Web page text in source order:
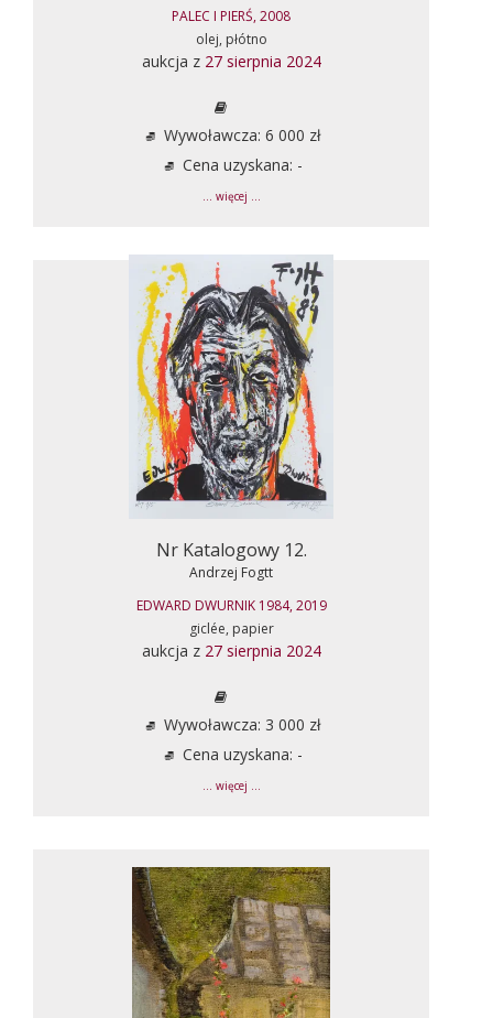
PALEC I PIERŚ, 2008
olej, płótno
aukcja z 27 sierpnia 2024
Wywoławcza: 6 000 zł
Cena uzyskana: -
... więcej ...
Nr Katalogowy 12.
Andrzej Fogtt
EDWARD DWURNIK 1984, 2019
giclée, papier
aukcja z 27 sierpnia 2024
Wywoławcza: 3 000 zł
Cena uzyskana: -
... więcej ...